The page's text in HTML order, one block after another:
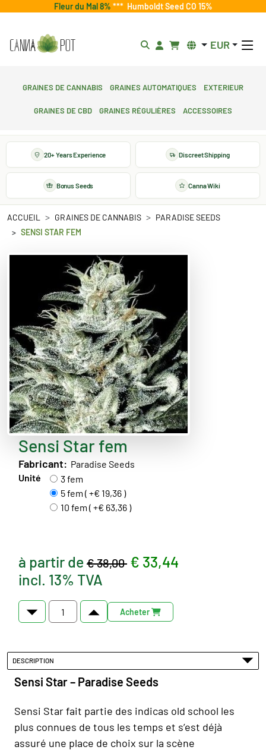
Fleur du Mal 8% *** Humboldt Seed CO 15%
EUR
Graines de cannabis Graines automatiques
Exterieur
Graines de CBD Graines régulières Accessoires
20+ Years Experience Discreet Shipping
Bonus Seeds Canna Wiki
ACCUEIL GRAINES DE CANNABIS
PARADISE SEEDS
SENSI STAR FEM
Sensi Star fem
Fabricant: Paradise Seeds
Unité
3 fem
5 fem ( +€ 19,36 )
10 fem ( +€ 63,36 )
à partir de € 38,00 € 33,44
incl. 13% TVA
Acheter
DESCRIPTION
Sensi Star – Paradise Seeds
Sensi Star fait partie des indicas old school les
plus connues de tous les temps et s’est déjà
assuré une place de choix sur la scène